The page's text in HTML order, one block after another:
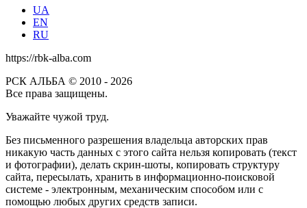
UA
EN
RU
https://rbk-alba.com
РСК АЛЬБА © 2010 - 2026
Все права защищены.
Уважайте чужой труд.
Без письменного разрешения владельца авторских прав
никакую часть данных с этого сайта нельзя копировать (текст
и фотографии), делать скрин-шоты, копировать структуру
сайта, пересылать, хранить в информационно-поисковой
системе - электронным, механическим способом или с
помощью любых других средств записи.